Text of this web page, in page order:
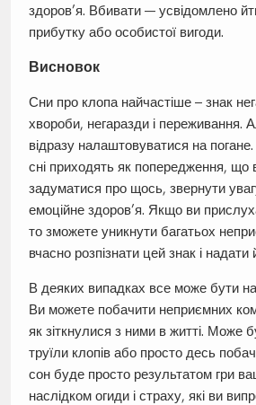
здоров’я. Вбивати — усвідомлено
прибутку або особистої вигоди.
Висновок
Сни про клопа найчастіше – знак
хвороби, негаразди і переживання.
відразу налаштовуватися на
сні приходять як попередження, що
задуматися про щось, звернути
емоційне здоров’я. Якщо ви
то зможете уникнути багатьох
вчасно розпізнати цей знак і
В деяких випадках все може бути
Ви можете побачити неприємних
як зіткнулися з ними в житті. Може
труїли клопів або просто десь
сон буде просто результатом гри
наслідком огиди і страху, які ви